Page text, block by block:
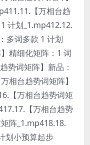
【万相台趋
计划_1.mp412.12.
多词多款 1 计划
精细化矩阵：1 词
势词矩阵】新品：
相台趋势词矩阵】
【万相台趋势词矩
【万相台趋势
阵_1.mp418.18.
划小预算起步